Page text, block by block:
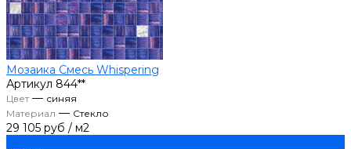
Мозаика Смесь Whispering
Артикул 844**
Цвет— синяя
Материал — Стекло
29 105 руб / м2